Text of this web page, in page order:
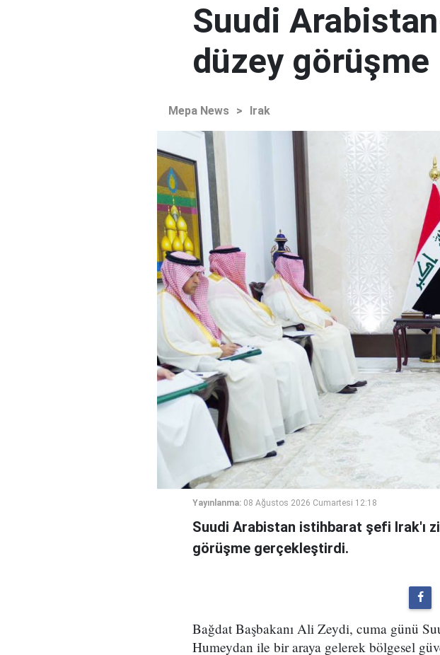
Suudi
düzey görüşme
Mepa News > Irak
Yayınlanma: 08 Ağustos 2026 Cumartesi 12:18
Suudi Arabistan istihbarat şefi Irak'ı
görüşme gerçekleştirdi.
Bağdat Başbakanı Ali Zeydi, cuma günü
Humeydan ile bir araya gelerek bölgesel